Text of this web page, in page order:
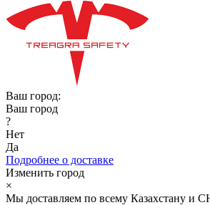
Ваш город:
Ваш город
?
Нет
Да
Подробнее о доставке
Изменить город
×
Мы доставляем по всему Казахстану и